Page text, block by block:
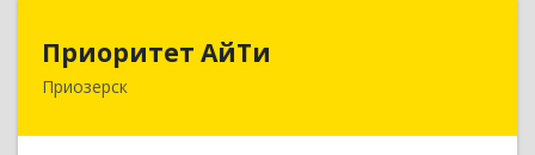
Приоритет АйТи
Приозерск
188760, Ленинградская обл, Приозерский р-н,